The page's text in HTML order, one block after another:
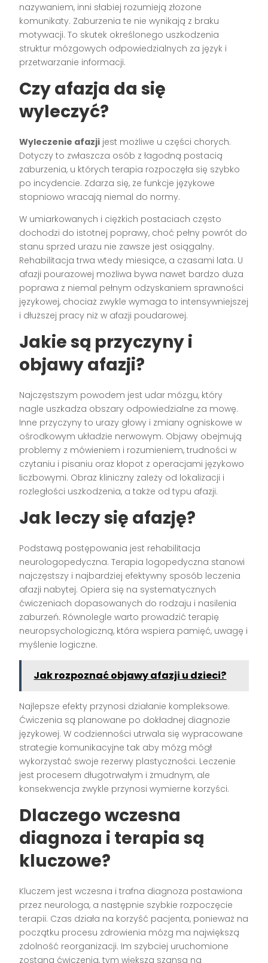
nazywaniem, inni słabiej rozumieją złożone
komunikaty. Zaburzenia te nie wynikają z braku
motywacji. To skutek określonego uszkodzenia
struktur mózgowych odpowiedzialnych za język i
przetwarzanie informacji.
Czy afazja da się
wyleczyć?
Wyleczenie afazji jest możliwe u części chorych.
Dotyczy to zwłaszcza osób z łagodną postacią
zaburzenia, u których terapia rozpoczęła się szybko
po incydencie. Zdarza się, że funkcje językowe
stopniowo wracają niemal do normy.
W umiarkowanych i ciężkich postaciach często
dochodzi do istotnej poprawy, choć pełny powrót do
stanu sprzed urazu nie zawsze jest osiągalny.
Rehabilitacja trwa wtedy miesiące, a czasami lata. U
afazji pourazowej możliwa bywa nawet bardzo duża
poprawa z niemal pełnym odzyskaniem sprawności
językowej, chociaż zwykle wymaga to intensywniejszej
i dłuższej pracy niż w afazji poudarowej.
Jakie są przyczyny i
objawy afazji?
Najczęstszym powodem jest udar mózgu, który
nagle uszkadza obszary odpowiedzialne za mowę.
Inne przyczyny to urazy głowy i zmiany ogniskowe w
ośrodkowym układzie nerwowym. Objawy obejmują
problemy z mówieniem i rozumieniem, trudności w
czytaniu i pisaniu oraz kłopot z operacjami językowo
liczbowymi. Obraz kliniczny zależy od lokalizacji i
rozległości uszkodzenia, a także od typu afazji.
Jak leczy się afazję?
Podstawą postępowania jest rehabilitacja
neurologopedyczna. Terapia logopedyczna stanowi
najczęstszy i najbardziej efektywny sposób leczenia
afazji nabytej. Opiera się na systematycznych
ćwiczeniach dopasowanych do rodzaju i nasilenia
zaburzeń. Równolegle warto prowadzić terapię
neuropsychologiczną, która wspiera pamięć, uwagę i
myślenie logiczne.
Jak rozpoznać objawy afazji u dzieci?
Najlepsze efekty przynosi działanie kompleksowe.
Ćwiczenia są planowane po dokładnej diagnozie
językowej. W codzienności utrwala się wypracowane
strategie komunikacyjne tak aby mózg mógł
wykorzystać swoje rezerwy plastyczności. Leczenie
jest procesem długotrwałym i żmudnym, ale
konsekwencja zwykle przynosi wymierne korzyści.
Dlaczego wczesna
diagnoza i terapia są
kluczowe?
Kluczem jest wczesna i trafna diagnoza postawiona
przez neurologa, a następnie szybkie rozpoczęcie
terapii. Czas działa na korzyść pacjenta, ponieważ na
początku procesu zdrowienia mózg ma największą
zdolność reorganizacji. Im szybciej uruchomione
zostaną ćwiczenia, tym większa szansa na